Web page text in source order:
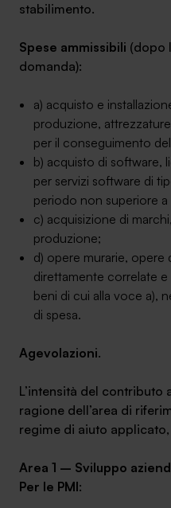
stabilimento.
Spese ammissibili (dopo
domanda):
a) acquisto e
produzione,
per il conseguimento
b) acquisto di software,
per servizi software di
periodo non superiore a
c) acquisizione di
produzione;
d) opere murarie, opere
direttamente correlate e
beni di cui alla voce a),
di spesa.
Agevolazioni.
L’intensità del
ragione dell’area di
regime di aiuto
Area 1 – Sviluppo
Per le PMI: